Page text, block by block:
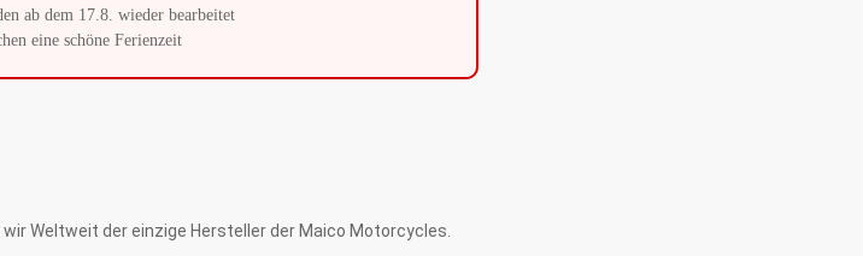
ab dem 17.8. wieder bearbeitet
eine schöne Ferienzeit
Weltweit der einzige Hersteller der Maico Motorcycles.